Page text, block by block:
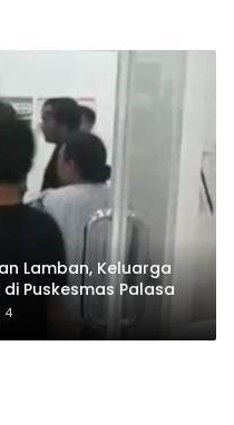
Lamban, Keluarga
Puskesmas Palasa
4